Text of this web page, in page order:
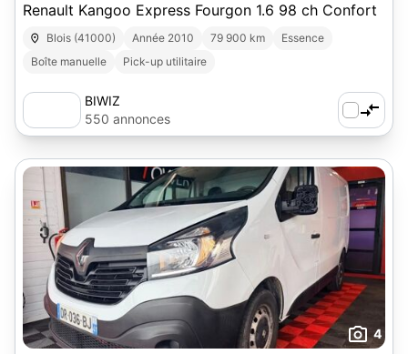
Renault Kangoo Express Fourgon 1.6 98 ch Confort
Blois (41000) Année 2010 79 900 km
Essence
Boîte manuelle
Pick-up utilitaire
BIWIZ
550 annonces
4